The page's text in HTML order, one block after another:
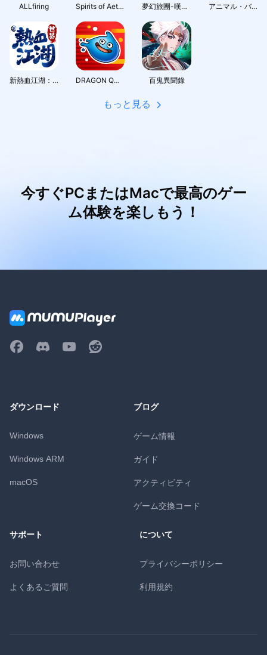
ALLfiring Spirits of Aetheria 夢幻旅團-嘆氣的亡靈想隱退聯動 アニマル・バスターズ
新熱血江湖：世界 DRAGON QUEST Smash/Grow 百鬼異聞錄
もっと見る
今すぐPCまたはMacで最高のゲー
ム体験を楽しもう！
ダウンロード
Windows
Windows ARM
macOS
ブログ
ゲーム情報
ガイド
アクティビティ
ゲーム交換コード
サポート
お問い合わせ
よくあるご質問
について
プライバシーポリシー
利用規約